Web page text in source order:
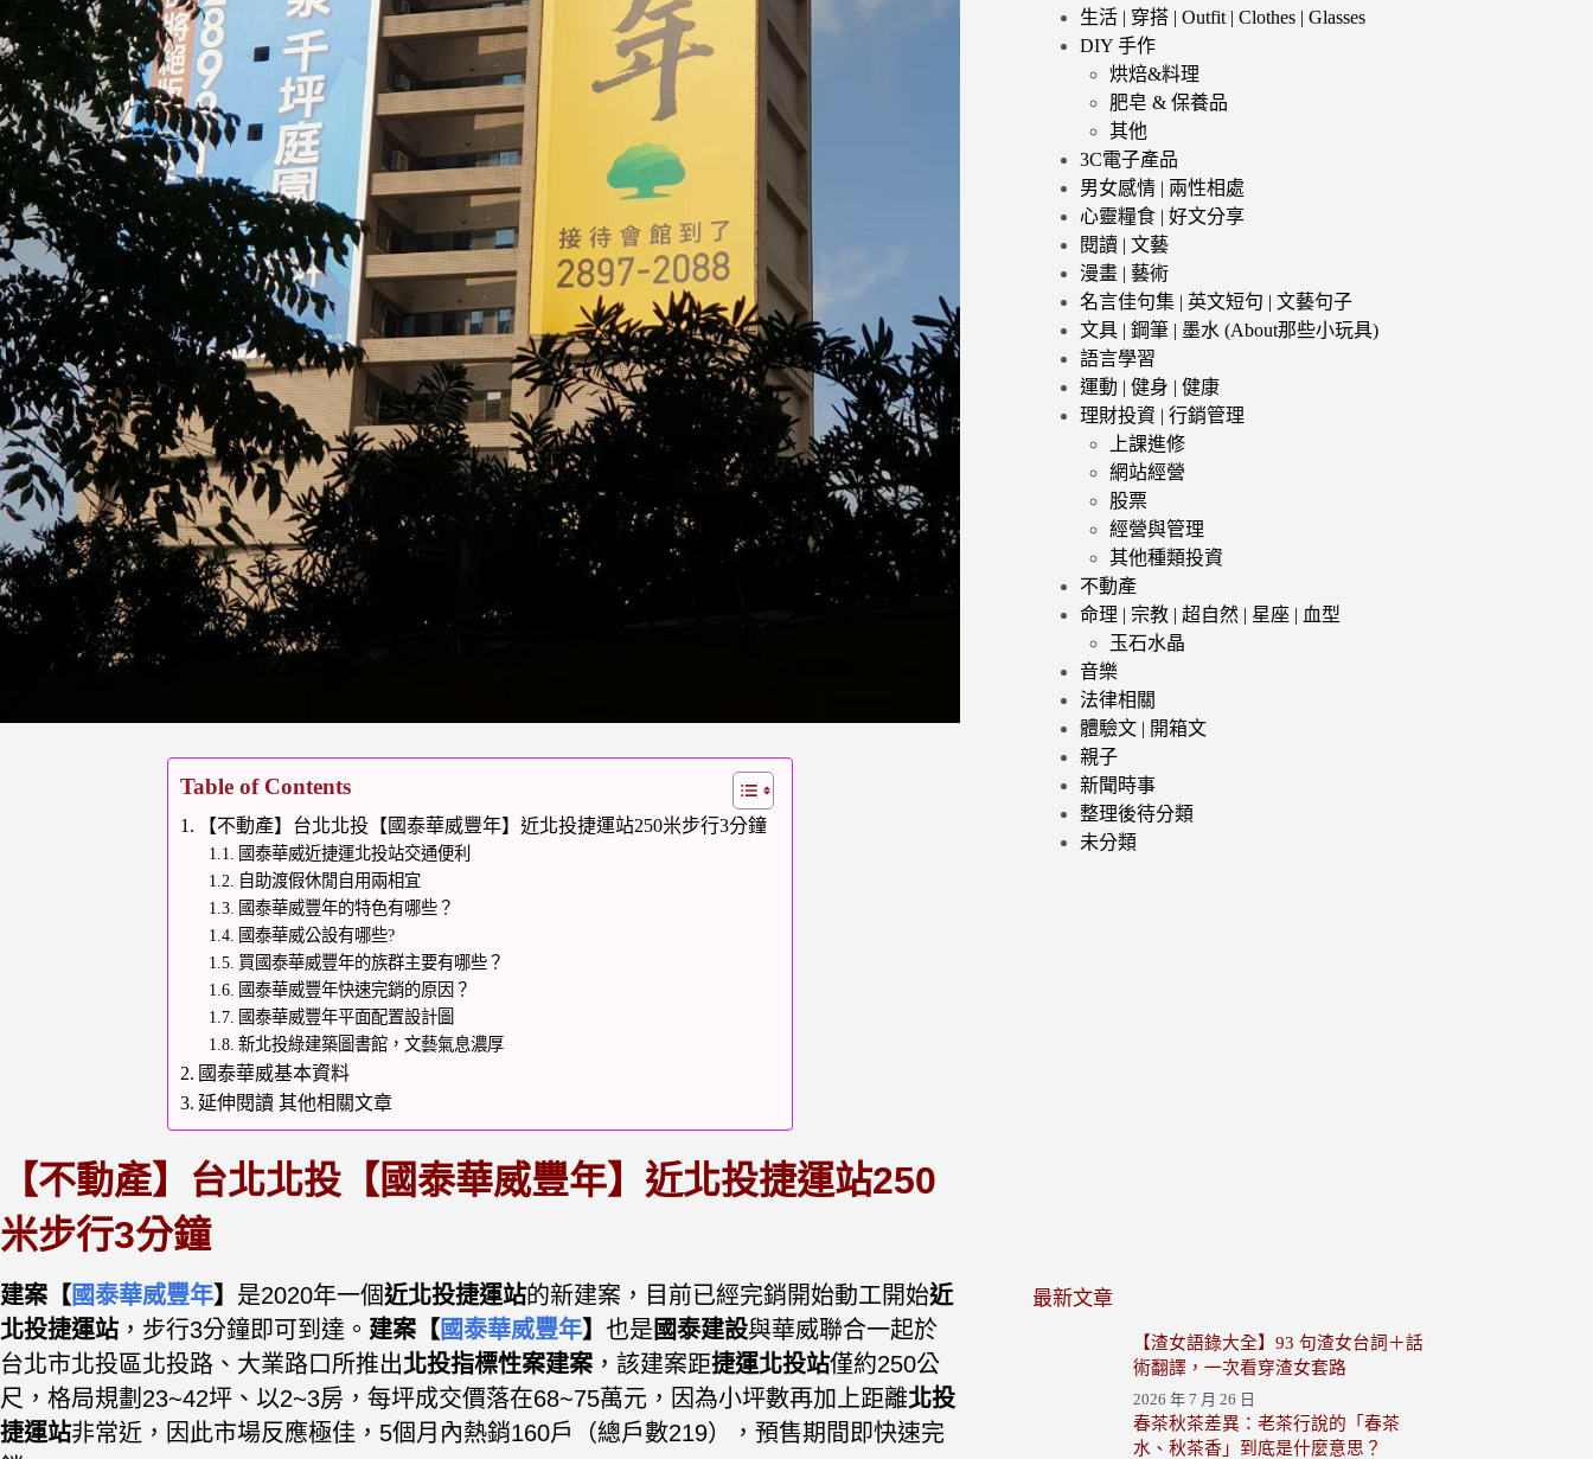
Table of Contents
【不動產】台北北投【國泰華威豐年】近北投捷運站250米步行3分鐘
國泰華威近捷運北投站交通便利
自助渡假休閒自用兩相宜
國泰華威豐年的特色有哪些？
國泰華威公設有哪些?
買國泰華威豐年的族群主要有哪些？
國泰華威豐年快速完銷的原因？
國泰華威豐年平面配置設計圖
新北投綠建築圖書館，文藝氣息濃厚
國泰華威基本資料
延伸閱讀 其他相關文章
【不動產】台北北投【國泰華威豐年】近北投捷運站250
米步行3分鐘
建案【 國泰華威豐年】 是2020年一個近北投捷運站的新建案，目前已經完銷開始動工開始近
北投捷運站 ，步行3分鐘即可到達。 建案【 國泰華威豐年】 也是 國泰建設與華威聯合一起於
台北市北投區北投路、大業路口所推出北投指標性案建案 ，該建案距捷運北投站僅約250公
尺，格局規劃23~42坪、以2~3房，每坪成交價落在68~75萬元， 因為小坪數再加上距離北投
捷運站非常近，因此市場反應極佳，5個月內熱銷160戶（總戶數219）， 預售期間即快速完
生活 | 穿搭 | Outfit | Clothes | Glasses
DIY 手作
烘焙&料理
肥皂 & 保養品
其他
3C電子產品
男女感情 | 兩性相處
心靈糧食 | 好文分享
閱讀 | 文藝
漫畫 | 藝術
名言佳句集 | 英文短句 | 文藝句子
文具 | 鋼筆 | 墨水 (About那些小玩具)
語言學習
運動 | 健身 | 健康
理財投資 | 行銷管理
上課進修
網站經營
股票
經營與管理
其他種類投資
不動產
命理 | 宗教 | 超自然 | 星座 | 血型
玉石水晶
音樂
法律相關
體驗文 | 開箱文
親子
新聞時事
整理後待分類
未分類
最新文章
【渣女語錄大全】93 句渣女台詞＋話
術翻譯，一次看穿渣女套路
2026 年 7 月 26 日
春茶秋茶差異：老茶行說的「春茶
水、秋茶香」到底是什麼意思？